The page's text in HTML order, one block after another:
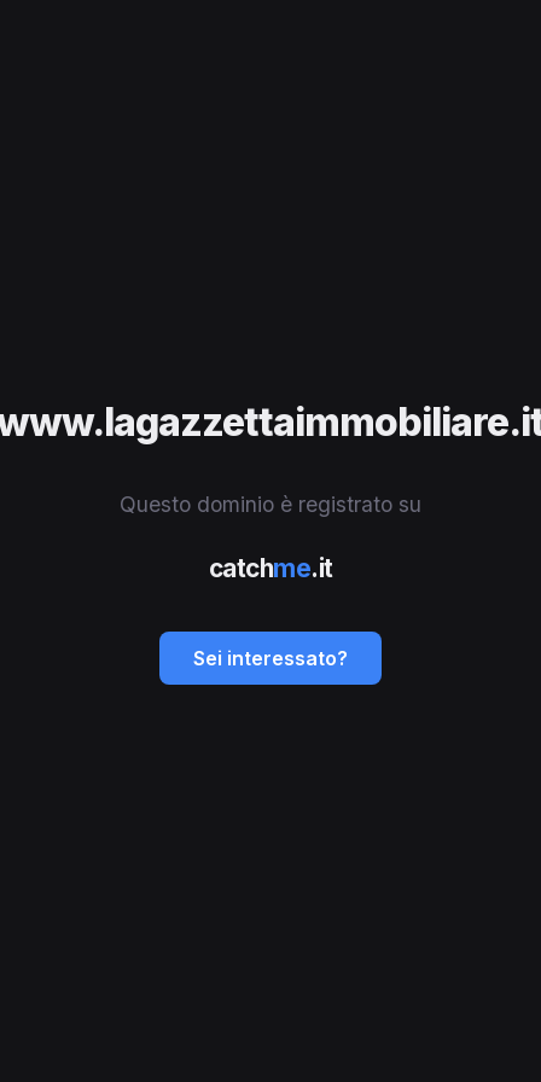
Questo dominio è registrato su
catchme.it
Sei interessato?